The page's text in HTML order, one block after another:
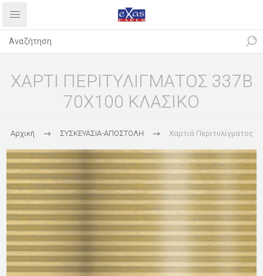
ΧΑΡΤΙ ΠΕΡΙΤΥΛΙΓΜΑΤΟΣ 337B
70Χ100 ΚΛΑΣΙΚΟ
Αρχική ΣΥΣΚΕΥΑΣΙΑ-ΑΠΟΣΤΟΛΗ Χαρτιά Περιτυλίγματος